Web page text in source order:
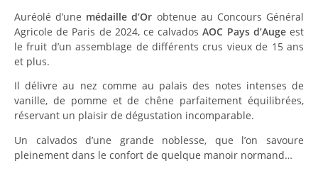
Auréolé d’une médaille d’Or obtenue au Concours Général
Agricole de Paris de 2024, ce calvadosAOC Pays d’Augeest
le fruit d’un assemblage de différents crus vieux de 15 ans
et plus.
Il délivre au nez comme au palais des notes intenses de
vanille, de pomme et de chêne parfaitement équilibrées,
réservant un plaisir de dégustation incomparable.
Un calvados d’une grande noblesse, que l’on savoure
pleinement dans le confort de quelque manoir normand…